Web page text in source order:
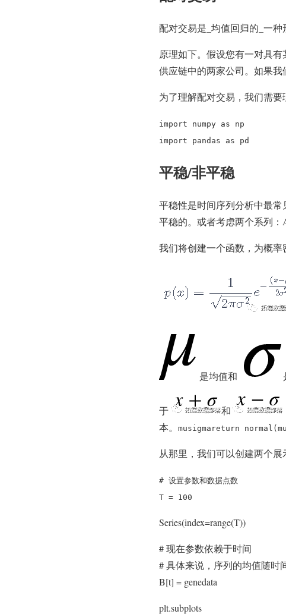
配对交易是_均值回归的_一
原理如下。假设您有一对具
供应链中的两家公司。如果我
为了理解配对交易，我们需要
import numpy as np
import pandas as pd
平稳/非平稳
平稳性是时间序列分析中最
平稳的。或者考虑两个系列：
我们将创建一个函数，为概率
是均值和
于 和
本。
musigma return
从那里，我们可以创建两个展
# 设置参数和数据点数
T = 100
Series(index=range(T))
# 现在参数依赖于时间
# 具体来说，序列的均值随时
B[t] = genedata
plt.subplots